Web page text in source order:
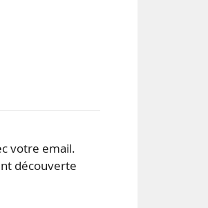
votre email.
découverte